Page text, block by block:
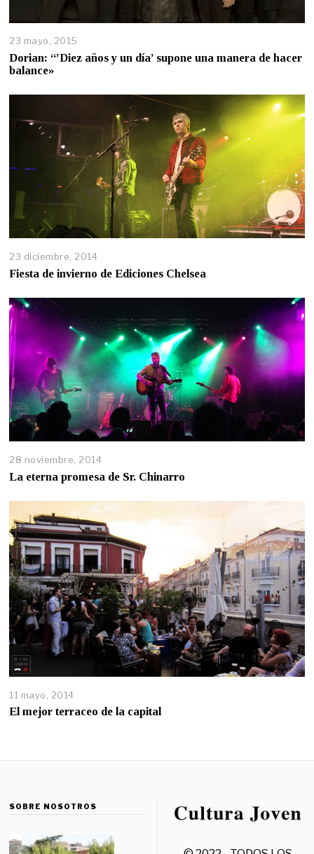
23 mayo, 2015
Dorian: “’Diez años y un día’ supone una manera de hacer
balance»
23 diciembre, 2014
Fiesta de invierno de Ediciones Chelsea
28 noviembre, 2014
La eterna promesa de Sr. Chinarro
11 mayo, 2014
El mejor terraceo de la capital
SOBRE NOSOTROS